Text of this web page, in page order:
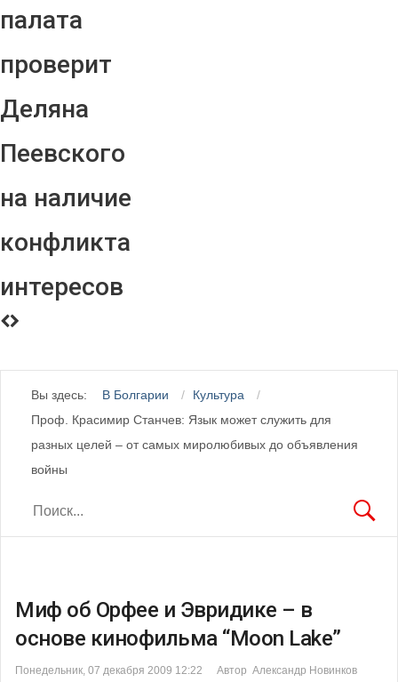
палата
проверит
Деляна
Пеевского
на наличие
конфликта
интересов
Вы здесь: В Болгарии
Культура
Проф. Красимир Станчев: Язык может служить для
разных целей – от самых миролюбивых до объявления
войны
Миф об Орфее и Эвридике – в
основе кинофильма “Moon Lake”
Понедельник, 07 декабря 2009 12:22
Автор Александр Новинков